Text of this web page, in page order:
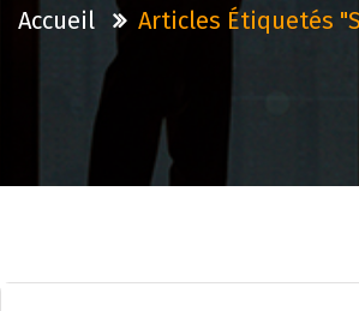
Accueil Articles Étiquetés